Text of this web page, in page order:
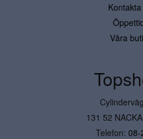
Våra
131 52
Telefon: 08-